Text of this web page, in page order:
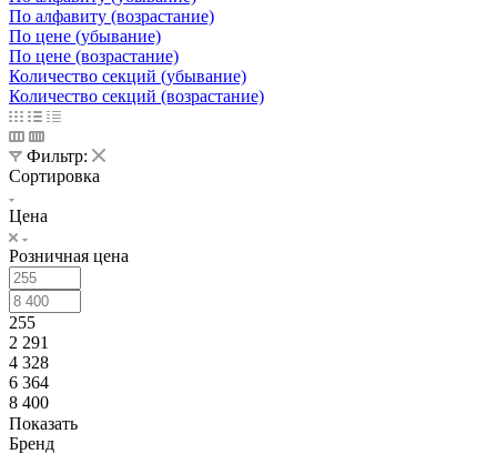
По алфавиту (возрастание)
По цене (убывание)
По цене (возрастание)
Количество секций (убывание)
Количество секций (возрастание)
Фильтр:
Сортировка
Цена
Розничная цена
255
2 291
4 328
6 364
8 400
Показать
Бренд